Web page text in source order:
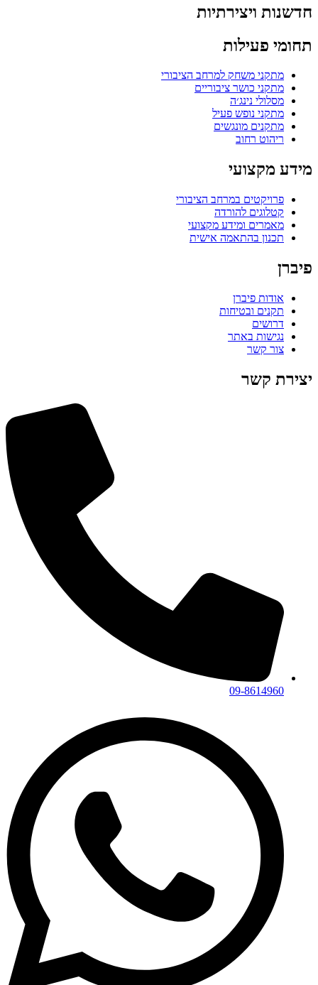
חדשנות ויצירתיות
תחומי פעילות
מתקני משחק למרחב הציבורי
מתקני כושר ציבוריים
מסלולי נינג׳ה
מתקני נופש פעיל
מתקנים מונגשים
ריהוט רחוב
מידע מקצועי
פרויקטים במרחב הציבורי
קטלוגים להורדה
מאמרים ומידע מקצועי
תכנון בהתאמה אישית
פיברן
אודות פיברן
תקנים ובטיחות
דרושים
נגישות באתר
צור קשר
יצירת קשר
09-8614960